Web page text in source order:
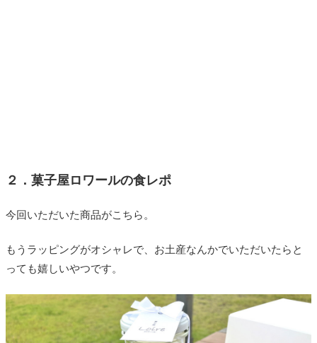
２．菓子屋ロワールの食レポ
今回いただいた商品がこちら。
もうラッピングがオシャレで、お土産なんかでいただいたらと
っても嬉しいやつです。